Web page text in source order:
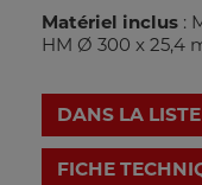
Matériel inclus :
HM Ø 300 x 25,4
DANS LA
FICHE